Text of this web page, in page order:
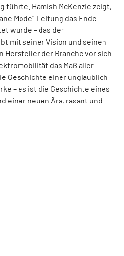
führte. Hamish McKenzie zeigt,
Mode“-Leitung das Ende
wurde – das der
mit seiner Vision und seinen
Hersteller der Branche vor sich
das Maß aller
Geschichte einer unglaublich
– es ist die Geschichte eines
einer neuen Ära, rasant und